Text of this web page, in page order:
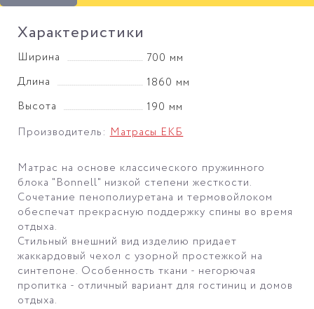
Характеристики
Ширина
700 мм
Длина
1860 мм
Высота
190 мм
Производитель:Матрасы ЕКБ
Матрас на основе классического пружинного
блока "Bonnell" низкой степени жесткости.
Сочетание пенополиуретана и термовойлоком
обеспечат прекрасную поддержку спины во время
отдыха.
Стильный внешний вид изделию придает
жаккардовый чехол с узорной простежкой на
синтепоне. Особенность ткани - негорючая
пропитка - отличный вариант для гостиниц и домов
отдыха.